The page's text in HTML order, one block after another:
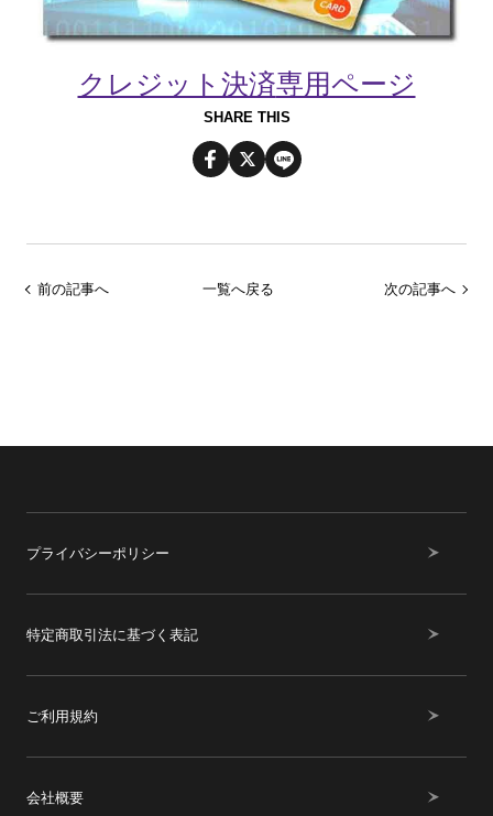
クレジット決済専用ページ
SHARE THIS
前の記事へ 一覧へ戻る 次の記事へ
プライバシーポリシー
特定商取引法に基づく表記
ご利用規約
会社概要